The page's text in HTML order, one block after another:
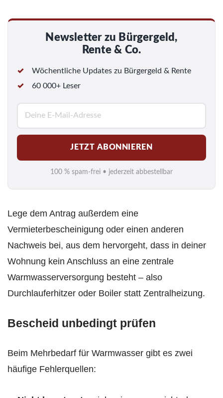
Newsletter zu Bürgergeld,
Rente & Co.
Wöchentliche Updates zu Bürgergeld & Rente
60 000+ Leser
M
a
i
l
*
JETZT ABONNIEREN
100 % spam-frei • jederzeit abbestellbar
Lege dem Antrag außerdem eine
Vermieterbescheinigung oder einen anderen
Nachweis bei, aus dem hervorgeht, dass in deiner
Wohnung kein Anschluss an eine zentrale
Warmwasserversorgung besteht – also
Durchlauferhitzer oder Boiler statt Zentralheizung.
Bescheid unbedingt prüfen
Beim Mehrbedarf für Warmwasser gibt es zwei
häufige Fehlerquellen: